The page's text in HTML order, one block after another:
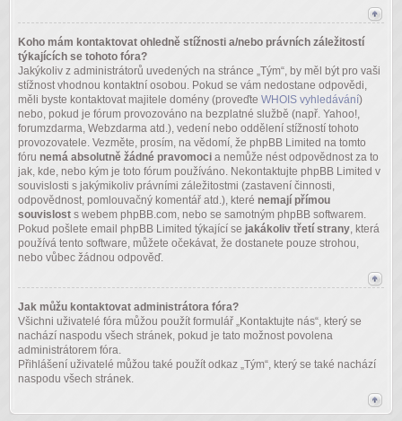
Koho mám kontaktovat ohledně stížnosti a/nebo právních záležitostí
týkajících se tohoto fóra?
Jakýkoliv z administrátorů uvedených na stránce „Tým“, by měl být pro vaši
stížnost vhodnou kontaktní osobou. Pokud se vám nedostane odpovědi,
měli byste kontaktovat majitele domény (proveďte WHOIS vyhledávání)
nebo, pokud je fórum provozováno na bezplatné službě (např. Yahoo!,
forumzdarma, Webzdarma atd.), vedení nebo oddělení stížností tohoto
provozovatele. Vezměte, prosím, na vědomí, že phpBB Limited na tomto
fóru nemá absolutně žádné pravomoci a nemůže nést odpovědnost za to
jak, kde, nebo kým je toto fórum používáno. Nekontaktujte phpBB Limited v
souvislosti s jakýmikoliv právními záležitostmi (zastavení činnosti,
odpovědnost, pomlouvačný komentář atd.), které nemají přímou
souvislost s webem phpBB.com, nebo se samotným phpBB softwarem.
Pokud pošlete email phpBB Limited týkající se jakákoliv třetí strany, která
používá tento software, můžete očekávat, že dostanete pouze strohou,
nebo vůbec žádnou odpověď.
Jak můžu kontaktovat administrátora fóra?
Všichni uživatelé fóra můžou použít formulář „Kontaktujte nás“, který se
nachází naspodu všech stránek, pokud je tato možnost povolena
administrátorem fóra.
Přihlášení uživatelé můžou také použít odkaz „Tým“, který se také nachází
naspodu všech stránek.